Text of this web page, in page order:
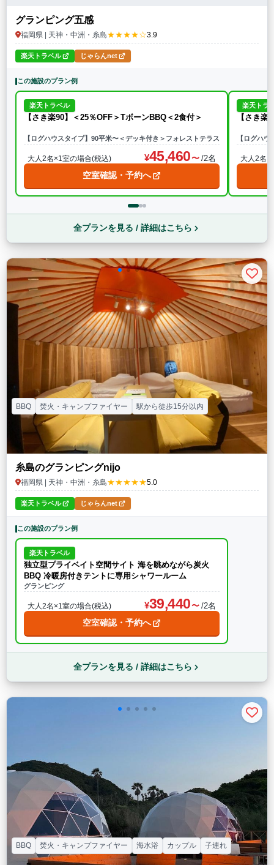
グランピング五感
福岡県 | 天神・中洲・糸島★★★★☆3.9
楽天トラベル じゃらんnet
この施設のプラン例
楽天トラベル
【さき楽90】＜25％OFF＞TボーンBBQ＜2食付＞
【ログハウスタイプ】90平米〜＜デッキ付き＞フォレストテラス
大人2名×1室の場合(税込) 45,460 /2名
空室確認・予約へ
楽天トラ
【さき
【ログハ
大人2名
全プランを見る / 詳細はこちら
糸島のグランピングnijo
福岡県 | 天神・中洲・糸島★★★★★5.0
BBQ 焚火・キャンプファイヤー 駅から徒歩15分以内
楽天トラベル じゃらんnet
この施設のプラン例
楽天トラベル
独立型プライベイト空間サイト 海を眺めながら炭火
BBQ 冷暖房付きテントに専用シャワールーム
グランピング
大人2名×1室の場合(税込) 39,440 /2名
空室確認・予約へ
全プランを見る / 詳細はこちら
BBQ 焚火・キャンプファイヤー 海水浴 カップル 子連れ